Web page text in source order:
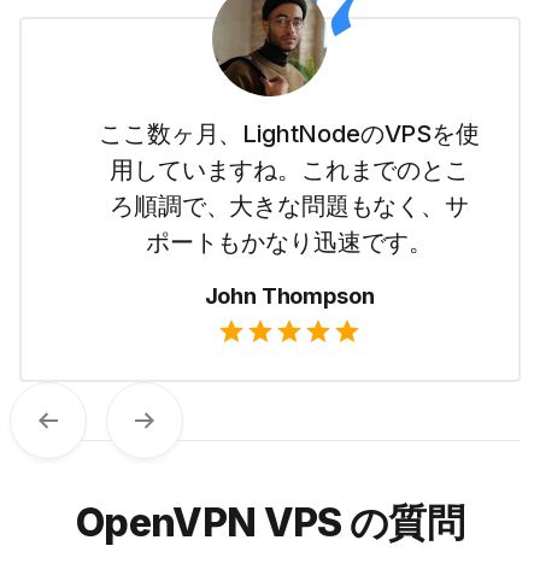
私はこのウェブサイトのことは初
心者ですが、LightNodeのおかげで
ドバイのVPSで簡単に始めること
ができました。使いやすく、価格
Emma Wilson
OpenVPN VPS の質問